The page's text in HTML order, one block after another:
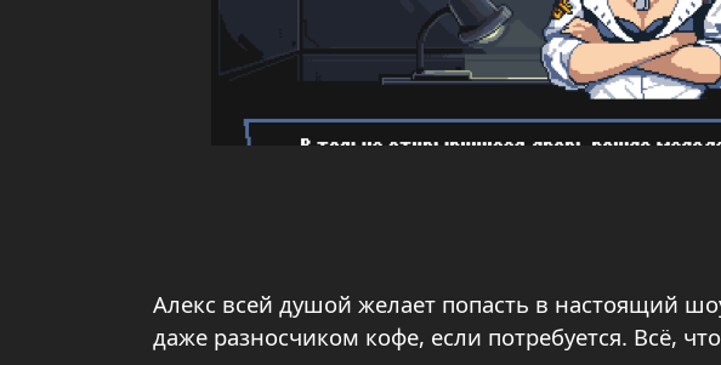
Алекс всей душой желает попасть в настоящий
даже разносчиком кофе, если потребуется. Всё,